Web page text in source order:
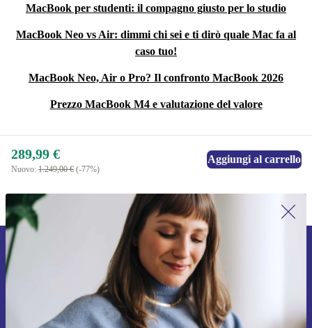
MacBook per studenti: il compagno giusto per lo studio
MacBook Neo vs Air: dimmi chi sei e ti dirò quale Mac fa al
caso tuo!
MacBook Neo, Air o Pro? Il confronto MacBook 2026
Prezzo MacBook M4 e valutazione del valore
289,99 €
Nuovo: 1.249,00 € (-77%)
Aggiungi al carrello
Iscriviti per la prima volta alla nostra
newsletter e ottieni 15€ di sconto!
Non farti più scappare le migliori offerte.